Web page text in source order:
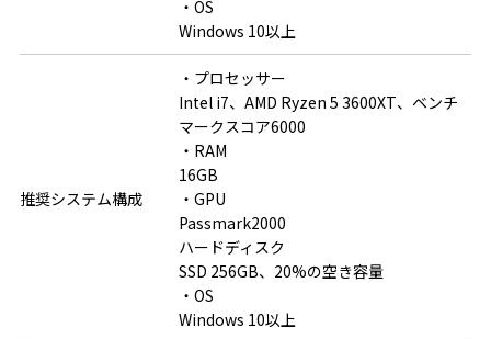
・OS
Windows 10以上
推奨システム構成
・プロセッサー
Intel i7、AMD Ryzen 5 3600XT、ベンチ
マークスコア6000
・RAM
16GB
・GPU
Passmark2000
ハードディスク
SSD 256GB、20%の空き容量
・OS
Windows 10以上